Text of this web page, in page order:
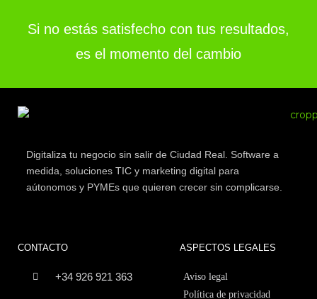
Si no estás satisfecho con tus resultados,
es el momento del cambio
Digitaliza tu negocio sin salir de Ciudad Real. Software a
medida, soluciones TIC y marketing digital para
aútonomos y PYMEs que quieren crecer sin complicarse.
CONTACTO
+34 926 921 363
ASPECTOS LEGALES
Aviso legal
Política de privacidad